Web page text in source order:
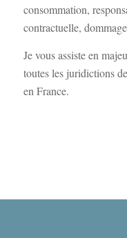
consommation,
contractuelle,
Je vous assiste en
toutes les juridictions
en France.